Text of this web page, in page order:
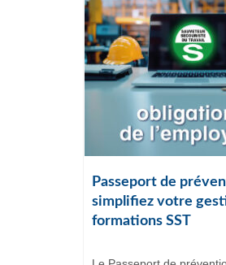
Passeport de
simplifiez votre
formations SST